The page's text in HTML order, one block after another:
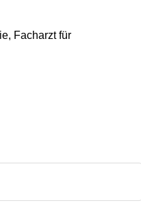
Facharzt für